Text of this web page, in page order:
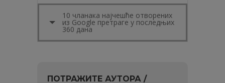
10 чланака најчешће отворених
из Google претраге у последњих
360 дана
ПОТРАЖИТЕ АУТОРА /